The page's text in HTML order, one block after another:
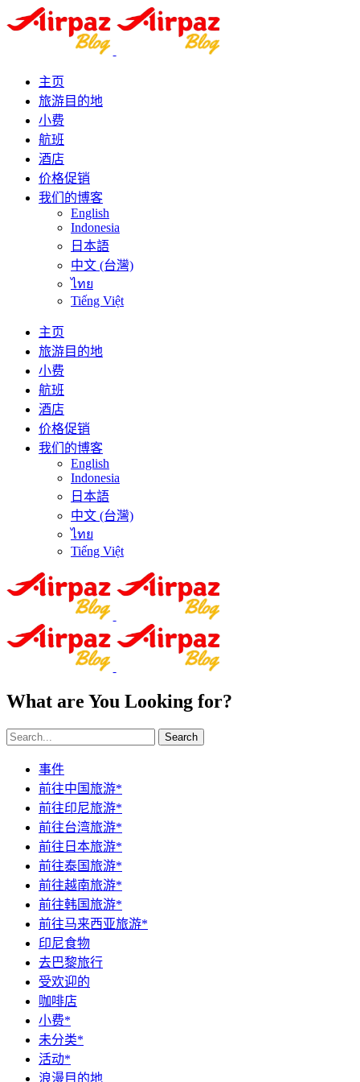
主页
旅游目的地
小费
航班
酒店
价格促销
我们的博客
English
Indonesia
日本語
中文 (台灣)
ไทย
Tiếng Việt
主页
旅游目的地
小费
航班
酒店
价格促销
我们的博客
English
Indonesia
日本語
中文 (台灣)
ไทย
Tiếng Việt
What are You Looking for?
Search
事件
前往中国旅游*
前往印尼旅游*
前往台湾旅游*
前往日本旅游*
前往泰国旅游*
前往越南旅游*
前往韩国旅游*
前往马来西亚旅游*
印尼食物
去巴黎旅行
受欢迎的
咖啡店
小费*
未分类*
活动*
浪漫目的地